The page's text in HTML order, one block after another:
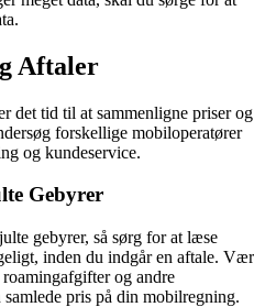
Aftaler
det tid til at sammenligne priser og
forskellige mobiloperatører
og kundeservice.
Gebyrer
gebyrer, så sørg for at læse
inden du indgår en aftale. Vær
og andre
pris på din mobilregning.